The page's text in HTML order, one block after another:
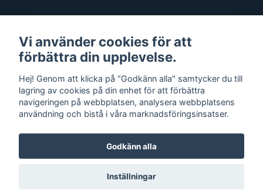
Läs mer
Sociala medier
© 2026 Bergkungen
Vi använder cookies för att
förbättra din upplevelse.
Hej! Genom att klicka på "Godkänn alla" samtycker du till
lagring av cookies på din enhet för att förbättra
navigeringen på webbplatsen, analysera webbplatsens
användning och bistå i våra marknadsföringsinsatser.
Godkänn alla
Inställningar